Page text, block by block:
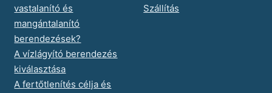
vastalanító és
mangántalanító
berendezések?
A vízlágyító berendezés
kiválasztása
A fertőtlenítés célja és
Szállítás